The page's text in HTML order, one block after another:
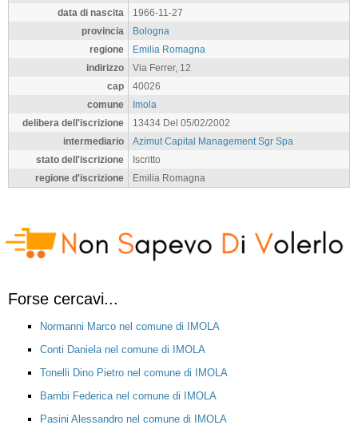
data di nascita
1966-11-27
provincia
Bologna
regione
Emilia Romagna
indirizzo
Via Ferrer, 12
cap
40026
comune
Imola
delibera dell'iscrizione
13434 Del 05/02/2002
intermediario
Azimut Capital Management Sgr Spa
stato dell'iscrizione
Iscritto
regione d'iscrizione
Emilia Romagna
Forse cercavi...
Normanni Marco nel comune di IMOLA
Conti Daniela nel comune di IMOLA
Tonelli Dino Pietro nel comune di IMOLA
Bambi Federica nel comune di IMOLA
Pasini Alessandro nel comune di IMOLA